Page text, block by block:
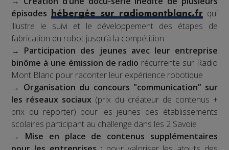
épisodes hébergée sur radiomontblanc.frqui
illustre le suivi et le développement des étapes de
fabrication du robot jusqu’à la compétition
→ Participation des jeunes avec leur entreprise
binôme à une émission de radio récurrente sur Radio
Mont Blanc pour raconter leur expérience robotique
→ Organisation du concours "communication” sur
les réseaux sociaux (prix du créateur de contenus +
prix du reporter) pour les jeunes des établissements
scolaires participant au challenge dans les 2 Savoie
→ Mise en place de contenus supplémentaires